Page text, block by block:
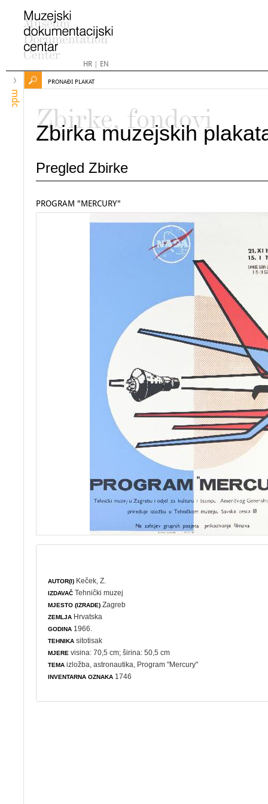
HR| EN
mdc
PRONAĐI PLAKAT
Zbirke, fondovi
Zbirka muzejskih
Pregled Zbirke
PROGRAM "MERCURY"
AUTOR(I) Keček, Z.
IZDAVAČ Tehnički muzej
MJESTO (IZRADE) Zagreb
ZEMLJA Hrvatska
GODINA 1966.
TEHNIKA sitotisak
MJERE visina: 70,5 cm; širina: 50,5 cm
TEMA izložba ,astronautika , Program "Mercury"
INVENTARNA OZNAKA 1746